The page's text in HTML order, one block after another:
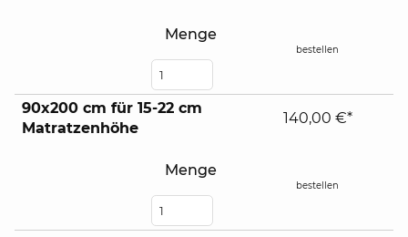
Menge
bestellen
90x200 cm für 15-22 cm
Matratzenhöhe
Menge
140,00 €*
bestellen